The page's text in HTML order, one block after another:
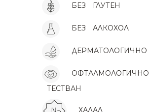
БЕЗ ГЛУТЕН
БЕЗ АЛКОХОЛ
ДЕРМАТОЛОГИЧНО
ОФТАЛМОЛОГИЧНО
ТЕСТВАН
ХАЛАЛ